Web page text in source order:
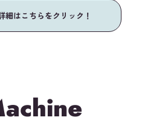
細はこちらをクリック！